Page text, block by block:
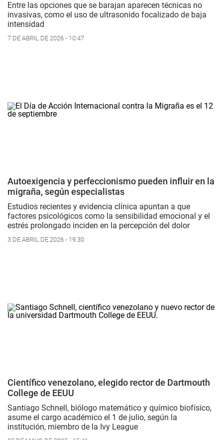
Entre las opciones que se barajan aparecen técnicas no
invasivas, como el uso de ultrasonido focalizado de baja
intensidad
7 DE ABRIL DE 2026 - 10:47
Autoexigencia y perfeccionismo pueden influir en la
migraña, según especialistas
Estudios recientes y evidencia clínica apuntan a que
factores psicológicos como la sensibilidad emocional y el
estrés prolongado inciden en la percepción del dolor
3 DE ABRIL DE 2026 - 19:30
Científico venezolano, elegido rector de Dartmouth
College de EEUU
Santiago Schnell, biólogo matemático y químico biofísico,
asume el cargo académico el 1 de julio, según la
institución, miembro de la Ivy League